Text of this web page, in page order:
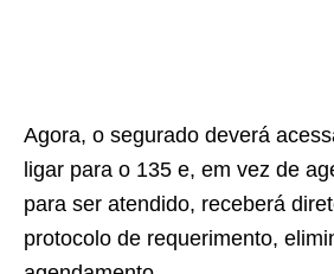
Agora, o segurado deverá
ligar para o 135 e, em vez de
para ser atendido, receberá
protocolo de requerimento,